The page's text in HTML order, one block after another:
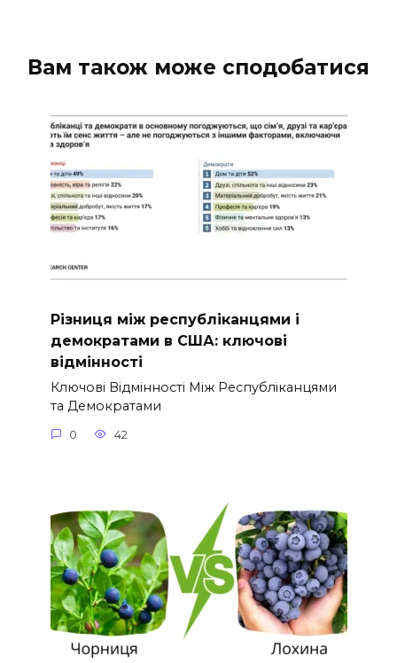
Вам також може сподобатися
Різниця між республіканцями і
демократами в США: ключові
відмінності
Ключові Відмінності Між Республіканцями
та Демократами
0 42